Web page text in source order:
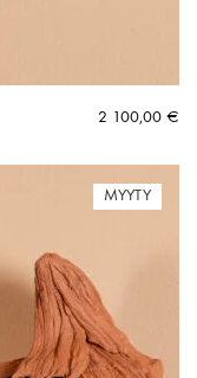
2 100,00 €
MYYTY